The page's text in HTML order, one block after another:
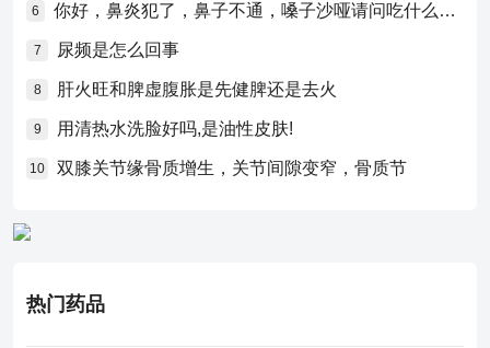
6 你好，鼻炎犯了，鼻子不通，嗓子沙哑请问吃什么药比较好？
7 尿频是怎么回事
8 肝火旺和脾虚腹胀是先健脾还是去火
9 用清热水洗脸好吗,是油性皮肤!
10 双膝关节缘骨质增生，关节间隙变窄，骨质节
热门药品